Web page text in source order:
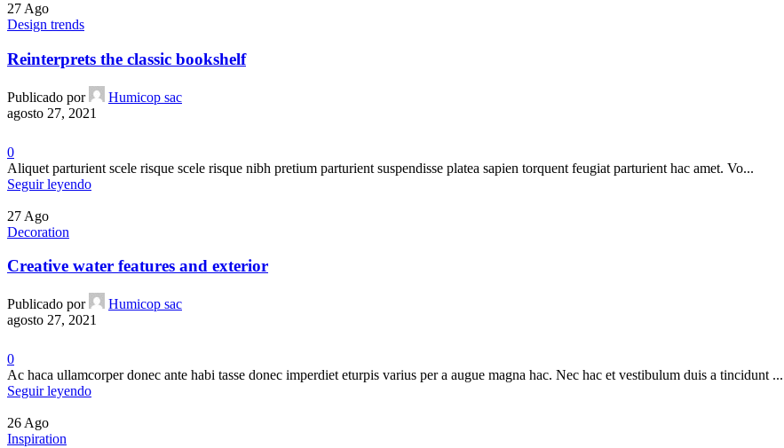
27 Ago
Design trends
Reinterprets the classic bookshelf
Publicado por
Humicop sac
agosto 27, 2021
0
Aliquet parturient scele risque scele risque nibh pretium parturient suspendisse platea sapien torquent feugiat parturient hac amet. Vo...
Seguir leyendo
27 Ago
Decoration
Creative water features and exterior
Publicado por
Humicop sac
agosto 27, 2021
0
Ac haca ullamcorper donec ante habi tasse donec imperdiet eturpis varius per a augue magna hac. Nec hac et vestibulum duis a tincidunt ...
Seguir leyendo
26 Ago
Inspiration